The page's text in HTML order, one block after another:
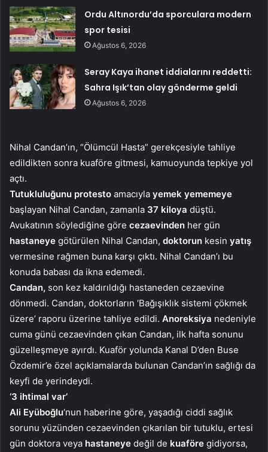
Ordu Altınordu’da sporculara modern
spor tesisi
Ağustos 6, 2026
Seray Kaya ihanet iddialarını reddetti:
Sahra Işık’tan olay gönderme geldi
Ağustos 6, 2026
Nihal Candan’ın, “Ölümcül Hasta” gerekçesiyle tahliye
edildikten sonra kuaföre gitmesi, kamuoyunda tepkiye yol
açtı.
Tutukluluğunu protesto amacıyla yemek yememeye
başlayan Nihal Candan, zamanla 37 kiloya düştü.
Avukatının söylediğine göre cezaevinden her gün
hastaneye götürülen Nihal Candan, doktorun kesin yatış
vermesine rağmen buna karşı çıktı. Nihal Candan’ı bu
konuda babası da ikna edemedi.
Candan, son kez kaldırıldığı hastaneden cezaevine
dönmedi. Candan, doktorların ‘Bağışıklık sistemi çökmek
üzere’ raporu üzerine tahliye edildi. Anoreksiya nedeniyle
cuma günü cezaevinden çıkan Candan, ilk hafta sonunu
güzelleşmeye ayırdı. Kuaför yolunda Kanal D’den Buse
Özdemir’e özel açıklamalarda bulunan Candan’ın sağlığı da
keyfi de yerindeydi.
‘3 ihtimal var’
Ali Eyüboğlu‘nun haberine göre, yaşadığı ciddi sağlık
sorunu yüzünden cezaevinden çıkarılan bir tutuklu, ertesi
gün doktora veya hastaneye değil de kuaföre gidiyorsa,